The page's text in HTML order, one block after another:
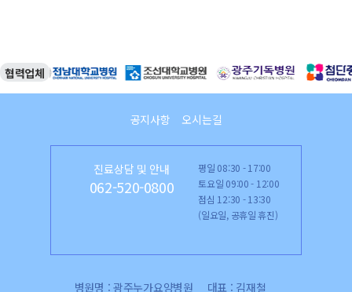
협력업체
공지사항 오시는길
진료상담 및 안내
062-520-0800
평일 08:30 - 17:00
토요일 09:00 - 12:00
점심 12:30 - 13:30
(일요일, 공휴일 휴진)
병원명 : 광주누가요양병원 대표 : 김재철